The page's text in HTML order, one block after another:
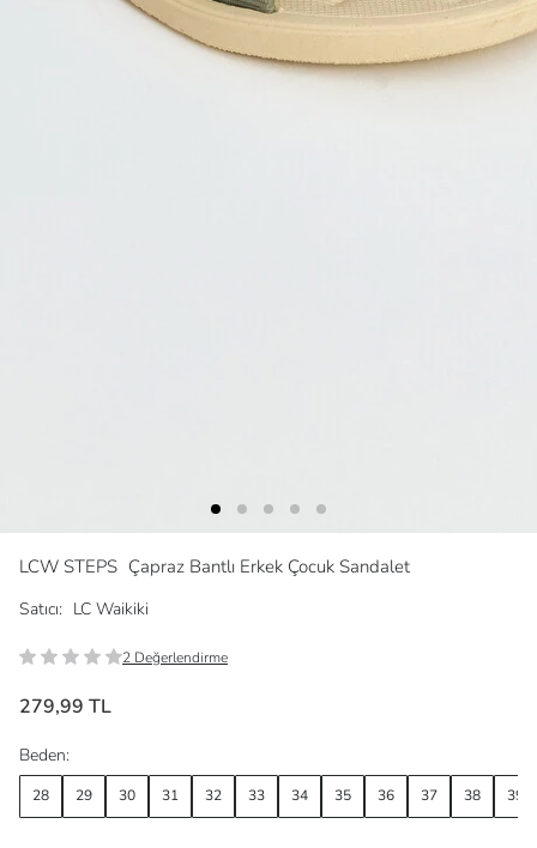
LCW STEPS Çapraz Bantlı Erkek Çocuk Sandalet
Satıcı: LC Waikiki
2 Değerlendirme
279,99 TL
Beden:
28 29 30 31 32 33 34 35 36 37 38 39